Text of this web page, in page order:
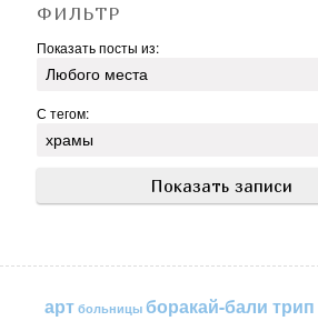
ФИЛЬТР
Показать посты из:
С тегом:
арт больницы боракай-бали трип